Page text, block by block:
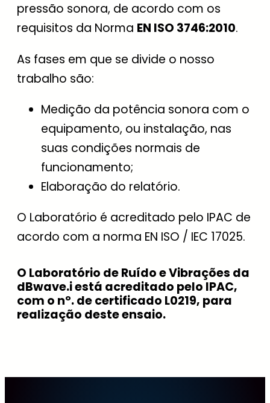
pressão sonora, de acordo com os
requisitos da Norma EN ISO 3746:2010.
As fases em que se divide o nosso
trabalho são:
Medição da potência sonora com o
equipamento, ou instalação, nas
suas condições normais de
funcionamento;
Elaboração do relatório.
O Laboratório é acreditado pelo IPAC de
acordo com a norma EN ISO / IEC 17025.
O Laboratório de Ruído e Vibrações da
dBwave.i está acreditado pelo IPAC,
com o nº. de certificado L0219, para
realização deste ensaio.